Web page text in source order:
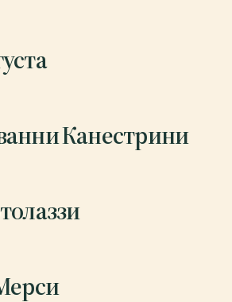
Канестрини